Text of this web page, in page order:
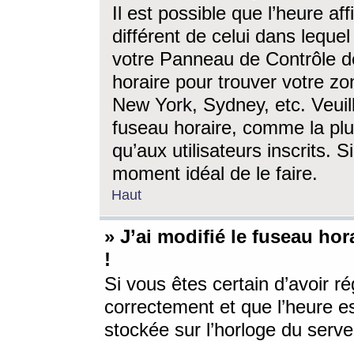
Il est possible que l’heure
différent de celui dans
votre Panneau de Contrôle
horaire pour trouver votre
New York, Sydney, etc.
fuseau horaire, comme la
qu’aux utilisateurs inscrits.
moment idéal de le faire.
Haut
» J’ai modifié le fuseau
!
Si vous êtes certain d’avoir
correctement et que l’heure
stockée sur l’horloge du